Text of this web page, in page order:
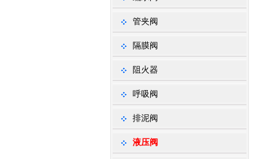
管夹阀
隔膜阀
阻火器
呼吸阀
排泥阀
液压阀